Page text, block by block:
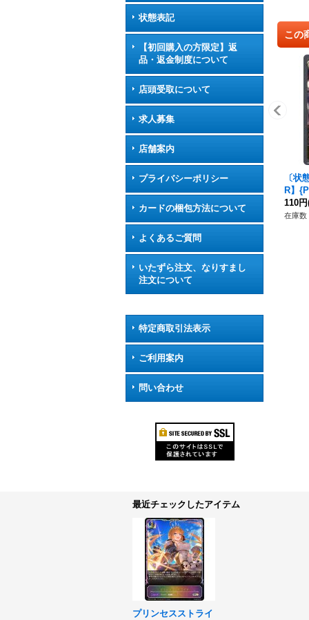
状態表記
【初回購入の方限定】返
品・返金制度について
店頭受取について
求人募集
店舗案内
プライバシーポリシー
カードの梱包方法について
よくあるご質問
いたずら注文、なりすまし
注文について
特定商取引法表示
ご利用案内
問い合わせ
この
〔状
R】
110円
在庫数
最近チェックしたアイテム
プリンセスストライ